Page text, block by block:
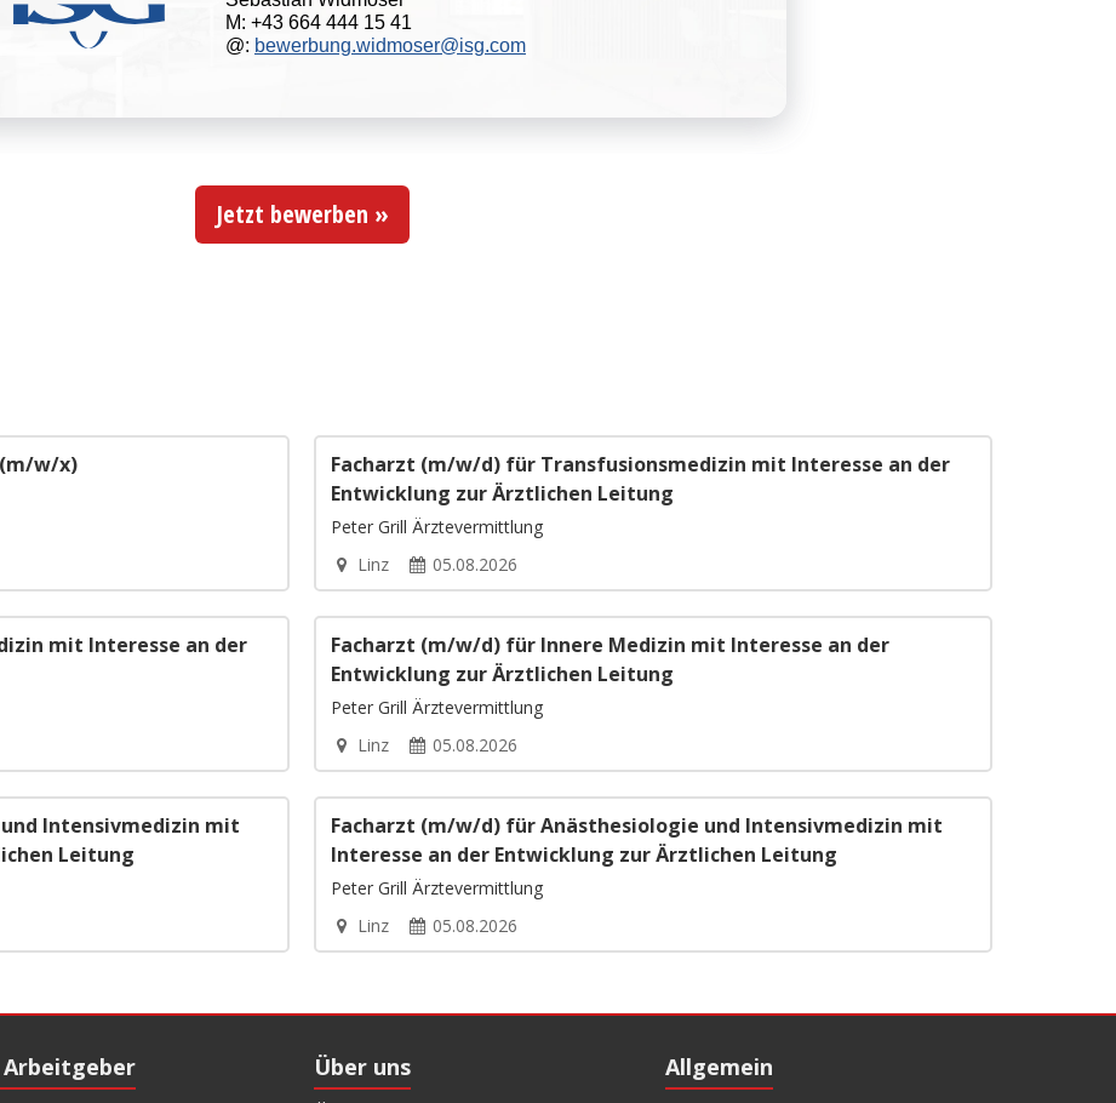
Jetzt bewerben »
(m/w/x)
Facharzt (m/w/d) für Transfusionsmedizin mit Interesse an der
Entwicklung zur Ärztlichen Leitung
Peter Grill Ärztevermittlung
Linz
05.08.2026
mit Interesse an der
Facharzt (m/w/d) für Innere Medizin mit Interesse an der
Entwicklung zur Ärztlichen Leitung
Peter Grill Ärztevermittlung
Linz
05.08.2026
Intensivmedizin mit
Leitung
Facharzt (m/w/d) für Anästhesiologie und Intensivmedizin mit
Interesse an der Entwicklung zur Ärztlichen Leitung
Peter Grill Ärztevermittlung
Linz
05.08.2026
Arbeitgeber Über uns Allgemein